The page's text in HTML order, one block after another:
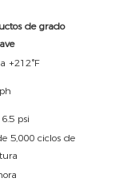
de grado
+212°F
psi
5,000 ciclos de